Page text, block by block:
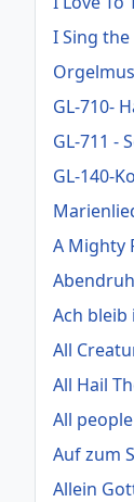
I Sing
GL-710-
GL-711 -
GL-140-
A Mighty
Ach bleib
All
All Hail
All
Auf zum
Allein